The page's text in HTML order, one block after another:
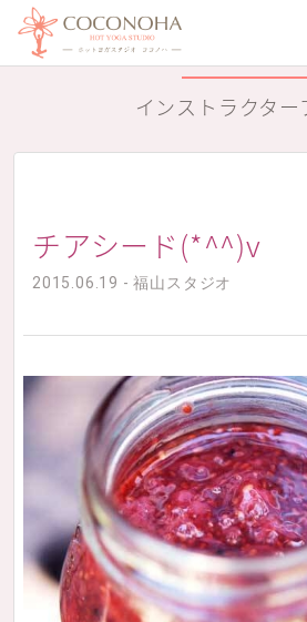
インストラクター
チアシード(*^^)v
2015.06.19 - 福山スタジオ